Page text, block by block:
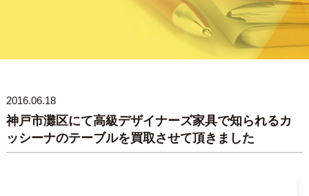
2016.06.18
神戸市灘区にて高級デザイナーズ家具で知られるカ
ッシーナのテーブルを買取させて頂きました